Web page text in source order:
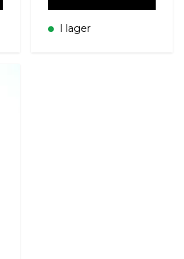
I lager